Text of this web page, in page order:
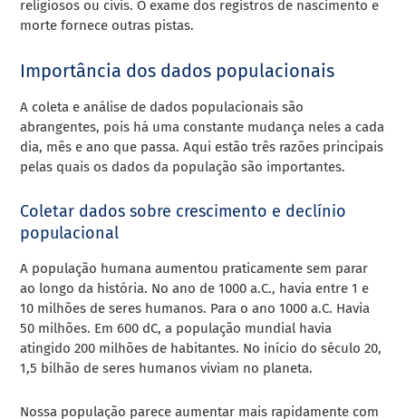
religiosos ou civis. O exame dos registros de nascimento e
morte fornece outras pistas.
Importância dos dados populacionais
A coleta e análise de dados populacionais são
abrangentes, pois há uma constante mudança neles a cada
dia, mês e ano que passa. Aqui estão três razões principais
pelas quais os dados da população são importantes.
Coletar dados sobre crescimento e declínio
populacional
A população humana aumentou praticamente sem parar
ao longo da história. No ano de 1000 a.C., havia entre 1 e
10 milhões de seres humanos. Para o ano 1000 a.C. Havia
50 milhões. Em 600 dC, a população mundial havia
atingido 200 milhões de habitantes. No início do século 20,
1,5 bilhão de seres humanos viviam no planeta.
Nossa população parece aumentar mais rapidamente com